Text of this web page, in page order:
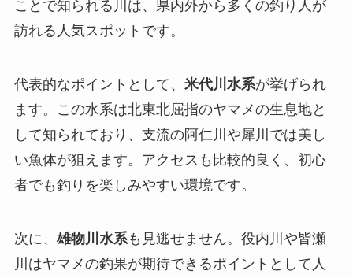
ことで知られる川は、県内外から多くの釣り人が
訪れる人気スポットです。
代表的なポイントとして、 米代川水系が挙げられ
ます。この水系は北東北屈指のヤマメの生息地と
して知られており、支流の阿仁川や犀川では美し
い魚体が狙えます。アクセスも比較的良く、初心
者でも釣りを楽しみやすい環境です。
次に、 雄物川水系も見逃せません。役内川や皆瀬
川はヤマメの釣果が期待できるポイントとして人